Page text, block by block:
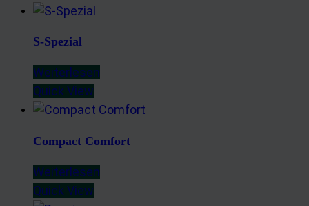
S-Spezial
Weiterlesen
Quick View
Compact Comfort
Weiterlesen
Quick View